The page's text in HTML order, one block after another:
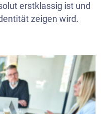
erstklassig ist und
zeigen wird.